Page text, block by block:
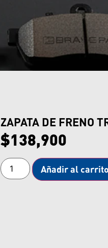
ZAPATA DE FRENO
$138,900
Añadir al carrito